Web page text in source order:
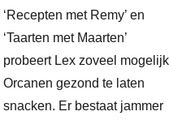
‘Recepten met Remy’ en
‘Taarten met Maarten’
probeert Lex zoveel mogelijk
Orcanen gezond te laten
snacken. Er bestaat jammer